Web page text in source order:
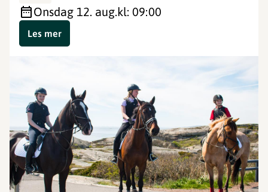
onsdag 12. aug.kl: 09:00
Les mer